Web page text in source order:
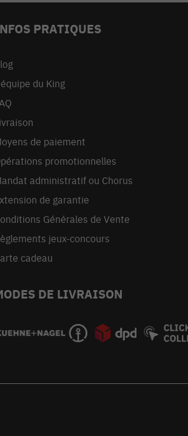
PRATIQUES
du King
de paiement
promotionnelles
administratif ou Chorus
de garantie
Générales de Vente
jeux-concours
cadeau
DE LIVRAISON